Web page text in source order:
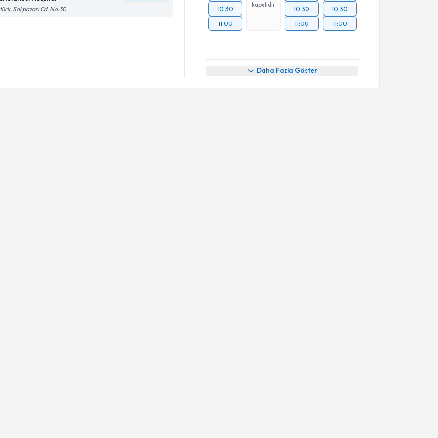
Salıpazarı Cd. No:30
10:30
11:00
kapalıdır
10:30
11:00
10:30
11:00
Daha Fazla Göster